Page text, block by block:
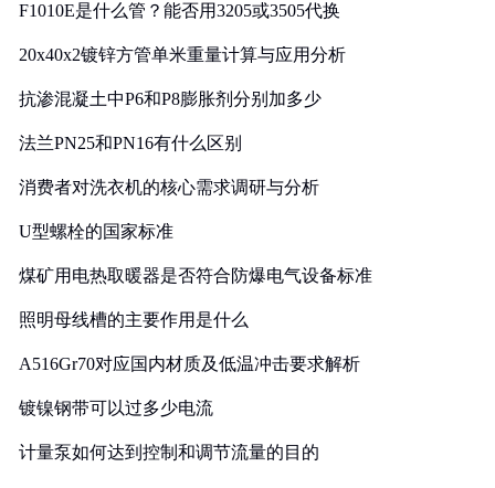
F1010E是什么管？能否用3205或3505代换
20x40x2镀锌方管单米重量计算与应用分析
抗渗混凝土中P6和P8膨胀剂分别加多少
法兰PN25和PN16有什么区别
消费者对洗衣机的核心需求调研与分析
U型螺栓的国家标准
煤矿用电热取暖器是否符合防爆电气设备标准
照明母线槽的主要作用是什么
A516Gr70对应国内材质及低温冲击要求解析
镀镍钢带可以过多少电流
计量泵如何达到控制和调节流量的目的